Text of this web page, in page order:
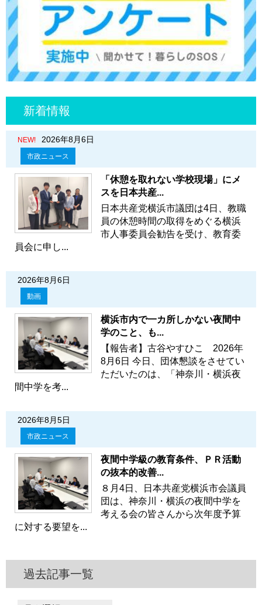
新着情報
NEW! 2026年8月6日
市政ニュース
「休憩を取れない学校現場」にメ
スを日本共産...
日本共産党横浜市議団は4日、教職
員の休憩時間の取得をめぐる横浜
市人事委員会勧告を受け、教育委
員会に申し...
2026年8月6日
動画
横浜市内で一カ所しかない夜間中
学のこと、も...
【報告者】古谷やすひこ 2026年
8月6日 今日、団体懇談をさせてい
ただいたのは、「神奈川・横浜夜
間中学を考...
2026年8月5日
市政ニュース
夜間中学級の教育条件、ＰＲ活動
の抜本的改善...
８月4日、日本共産党横浜市会議員
団は、神奈川・横浜の夜間中学を
考える会の皆さんから次年度予算
に対する要望を...
過去記事一覧